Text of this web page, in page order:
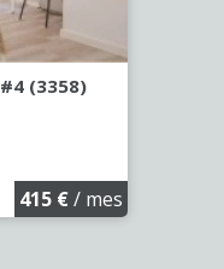
(3358)
415 €/ mes